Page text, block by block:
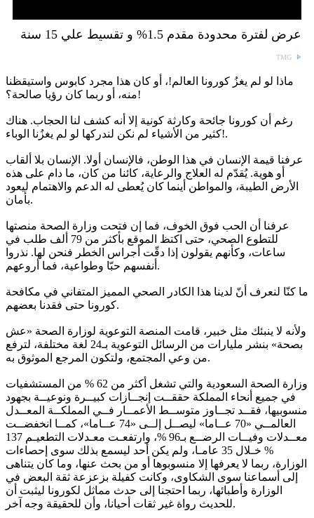
عرض لفترة محدودة مقدم 1.5% و تقسيط علي 15 سنة
TMG
ماذا لو لم يغزُ كورونا العالم!، أو كان هذا مجرد كابوس واستيقظنا
منه، أو ربما كان رؤيا صالحة؟!
رغم أن كورونا جائحة وكارثة كونية إلا أنه كشف لنا الحجاب. هناك
كثير من الأشياء لم نكن لندركها لو لم يغزُنا الوباء!.
عرفنا قيمة الإنسان في هذا الوطن، فالإنسان أولا. الإنسان بلا ألقاب
أو هوية. يُقدّم له العلاج والرعاية، كائنا من كان، ما دام على هذه
الأرض الطيبة، والمواطن أينما كان يُعطى له الدعم والاهتمام ليعود
بأمان.
عرفنا أن الحب فوق الخوف، فما إن فتحت وزارة الصحة منصتها
للتطوع الصحي، حتى اكتظ الموقع بأكثر من 79 ألف طلب في
ساعات، وكأنهم يقولون إذا دقّت أجراس الخطر فنحن لها. نذروا
أنفسهم حبّا وطواعية، فما أروعهم.
ما كنّا لنعرف أنّ لدينا هذا الكادر الصحي المميز المتفاني في مكافحة
كورونا حتى فقدنا بعضهم.
ولأنه لا ينبئك مثل خبير، قامت المنصة التوعوية لوزارة الصحة «عش
بصحة» بنشر مليارات من الرسائل التوعوية بـ24 لغة مختلفة، لترفع
من وعي المجتمع، ولتكون المرجع الموثوق به.
وزارة الصحة السعودية والتي تشغل أكثر من 62 % من المستشفيات
في جميع أنحاء المملكة حققــت إنجــازات كبيــرة ونوعيــة بجهود
منسوبيها، فقــد تجــاوز متوســط الأعمــار فــي المملكــة المعــدل
العالمــي «70 عــاما» ليصــل إلــى «74 عــاما»، كمــا انخفضــت
معــدلات وفيــات الرضــع بـ96 %، وارتفعـت معـدلات التطعيـم 137
% خـلال 35 عامـا، ولم يكن أحد ليسمع بذلك سوى إحصاءات
الوزارة، ربما لا يعرفها إلا منسوبوها أو من بحث عنها، وما كان يتناهى
إلى أسماعنا سوى الشكاوى، وكانت كفيلة بزعزعة ثقة البعض في
الوزارة وأطبائها، ربما احتجنا إلى حدث مماثل لكورونا ليثبت أن
للحديث رواة غير ثقات أحيانا، وأن للحقيقة وجه آخر.